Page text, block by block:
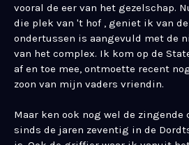
vooral de eer van het gezelschap.
die plek van 't hof , geniet ik van
ondertussen is aangevuld met de
van het complex. Ik kom op de
af en toe mee, ontmoette recent
zoon van mijn vaders vriendin.
Maar ken ook nog wel de zingende
sinds de jaren zeventig in de